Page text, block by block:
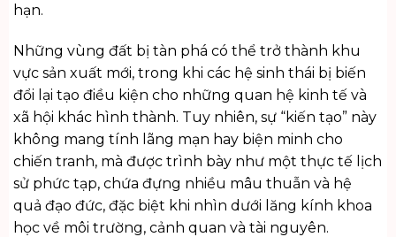
hạn.
Những vùng đất bị tàn phá có thể trở thành khu
vực sản xuất mới, trong khi các hệ sinh thái bị biến
đổi lại tạo điều kiện cho những quan hệ kinh tế và
xã hội khác hình thành. Tuy nhiên, sự “kiến tạo” này
không mang tính lãng mạn hay biện minh cho
chiến tranh, mà được trình bày như một thực tế lịch
sử phức tạp, chứa đựng nhiều mâu thuẫn và hệ
quả đạo đức, đặc biệt khi nhìn dưới lăng kính khoa
học về môi trường, cảnh quan và tài nguyên.